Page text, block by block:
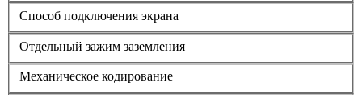
Способ подключения экрана
Отдельный зажим заземления
Механическое кодирование